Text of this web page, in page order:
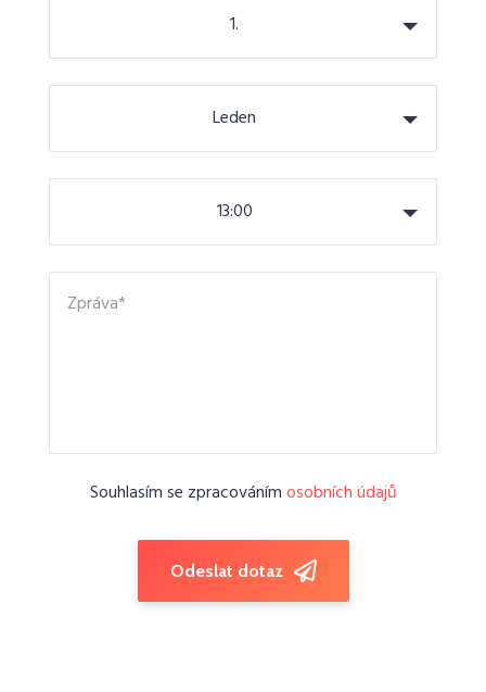
1.
Leden
13:00
Souhlasím se zpracovánímosobních údajů
Odeslat dotaz